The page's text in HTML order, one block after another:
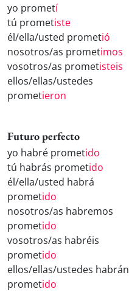
yo prometí
tú prometiste
él/ella/usted prometió
nosotros/as prometimos
vosotros/as prometisteis
ellos/ellas/ustedes
prometieron
Futuro perfecto
yo habré prometido
tú habrás prometido
él/ella/usted habrá
prometido
nosotros/as habremos
prometido
vosotros/as habréis
prometido
ellos/ellas/ustedes habrán
prometido